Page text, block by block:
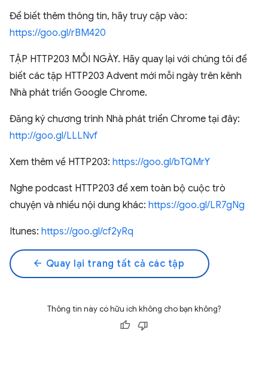
Để biết thêm thông tin, hãy truy cập vào:
https://goo.gl/rBM420
TẬP HTTP203 MỖI NGÀY. Hãy quay lại với chúng tôi để
biết các tập HTTP203 Advent mới mỗi ngày trên kênh
Nhà phát triển Google Chrome.
Đăng ký chương trình Nhà phát triển Chrome tại đây:
http://goo.gl/LLLNvf
Xem thêm về HTTP203: https://goo.gl/bTQMrY
Nghe podcast HTTP203 để xem toàn bộ cuộc trò
chuyện và nhiều nội dung khác: https://goo.gl/LR7gNg
Itunes: https://goo.gl/cf2yRq
arrow_back Quay lại trang tất cả các tập
Thông tin này có hữu ích không cho bạn không?